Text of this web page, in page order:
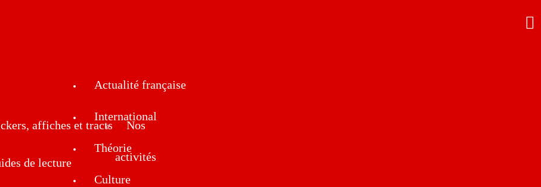
affiches et tracts
de lecture
Nos
activités
Actualité française
International
Théorie
Culture